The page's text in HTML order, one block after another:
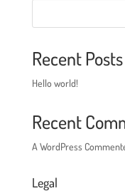
Recent Posts
Hello world!
Recent
A WordPress
Legal